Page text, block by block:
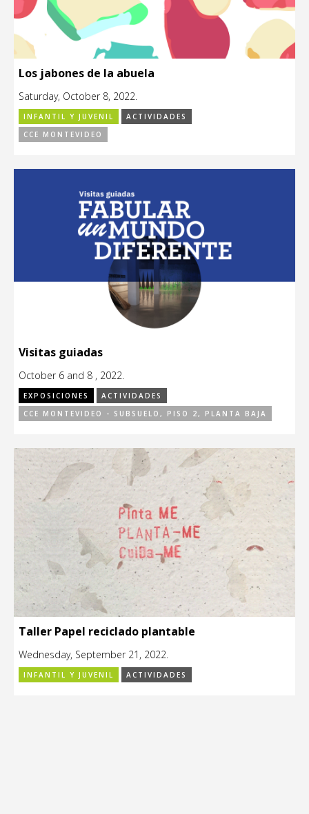
Los jabones de la abuela
Saturday, October 8, 2022.
INFANTIL Y JUVENIL
ACTIVIDADES
CCE MONTEVIDEO
Visitas guiadas
October 6 and 8 , 2022.
EXPOSICIONES
ACTIVIDADES
CCE MONTEVIDEO - SUBSUELO, PISO 2, PLANTA BAJA
Taller Papel reciclado plantable
Wednesday, September 21, 2022.
INFANTIL Y JUVENIL ACTIVIDADES